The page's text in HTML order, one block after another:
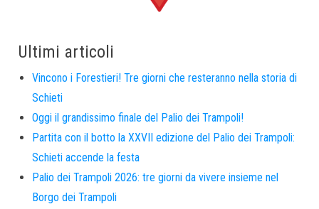
Ultimi articoli
Vincono i Forestieri! Tre giorni che resteranno nella storia di
Schieti
Oggi il grandissimo finale del Palio dei Trampoli!
Partita con il botto la XXVII edizione del Palio dei Trampoli:
Schieti accende la festa
Palio dei Trampoli 2026: tre giorni da vivere insieme nel
Borgo dei Trampoli